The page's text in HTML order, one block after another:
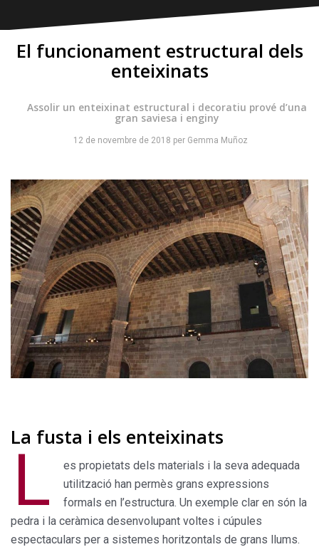
El funcionament estructural dels
enteixinats
Assolir un enteixinat estructural i decoratiu prové d’una
gran saviesa i enginy
12 de novembre de 2018 per Gemma Muñoz
La fusta i els enteixinats
L
es propietats dels materials i la seva adequada
utilització han permès grans expressions
formals en l’estructura. Un exemple clar en són la
pedra i la ceràmica desenvolupant voltes i cúpules
espectaculars per a sistemes horitzontals de grans llums.